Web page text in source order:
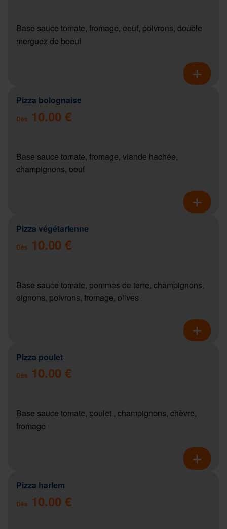
Base sauce tomate, fromage, oeuf, poivrons, double
merguez de boeuf
Pizza bolognaise
Dès 10.00 €
Base sauce tomate, fromage, viande hachée,
champignons, oeuf
Pizza végétarienne
Dès 10.00 €
Base sauce tomate, pommes de terre, champignons,
oignons, poivrons, fromage, olives
Pizza poulet
Dès 10.00 €
Base sauce tomate, poulet , champignons, chèvre,
fromage
Pizza harlem
Dès 10.00 €